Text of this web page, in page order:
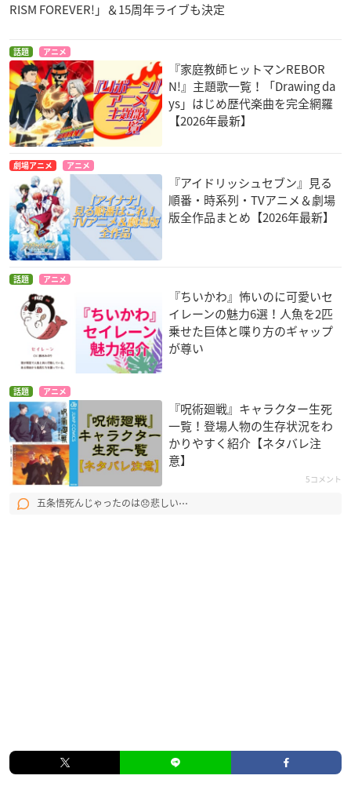
RISM FOREVER!」＆15周年ライブも決定
話題 アニメ
『家庭教師ヒットマンREBOR
N!』主題歌一覧！「Drawing da
ys」はじめ歴代楽曲を完全網羅
【2026年最新】
劇場アニメ アニメ
『アイドリッシュセブン』見る
順番・時系列・TVアニメ＆劇場
版全作品まとめ【2026年最新】
話題 アニメ
『ちいかわ』怖いのに可愛いセ
イレーンの魅力6選！人魚を2匹
乗せた巨体と喋り方のギャップ
が尊い
話題 アニメ
『呪術廻戦』キャラクター生死
一覧！登場人物の生存状況をわ
かりやすく紹介【ネタバレ注
意】
5コメント
五条悟死んじゃったのは😞悲しい⋯